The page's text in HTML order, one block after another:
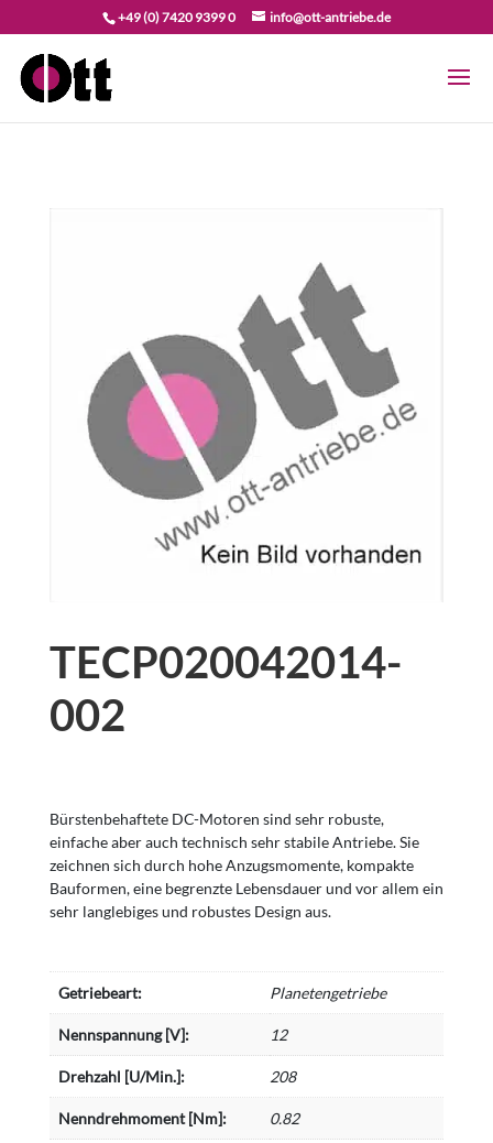
+49 (0) 7420 9399 0 info@ott-antriebe.de
TECP020042014-
002
Bürstenbehaftete DC-Motoren sind sehr robuste,
einfache aber auch technisch sehr stabile Antriebe. Sie
zeichnen sich durch hohe Anzugsmomente, kompakte
Bauformen, eine begrenzte Lebensdauer und vor allem ein
sehr langlebiges und robustes Design aus.
Getriebeart: Planetengetriebe
Nennspannung [V]: 12
Drehzahl [U/Min.]: 208
Nenndrehmoment [Nm]: 0.82